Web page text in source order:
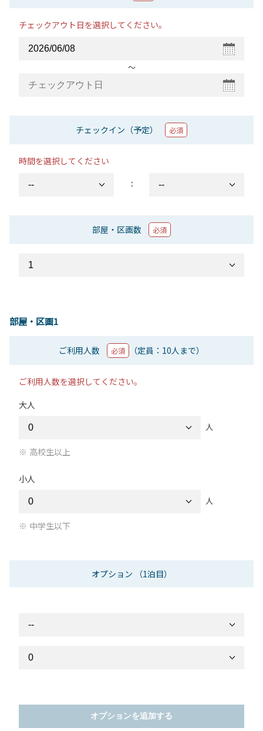
チェックアウト日を選択してください。
〜
チェックイン（予定） 必須
時間を選択してください
：
部屋・区画数 必須
部屋・区画1
ご利用人数 必須 （定員：10人まで）
ご利用人数を選択してください。
大人
人
高校生以上
小人
人
中学生以下
オプション （1泊目）
オプションを追加する